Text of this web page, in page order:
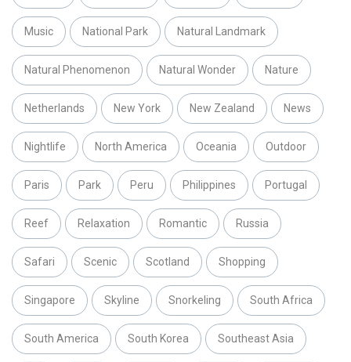
Music National Park Natural Landmark
Natural Phenomenon Natural Wonder Nature
Netherlands New York New Zealand News
Nightlife North America Oceania Outdoor
Paris Park Peru Philippines Portugal
Reef Relaxation Romantic Russia
Safari Scenic Scotland Shopping
Singapore Skyline Snorkeling South Africa
South America South Korea Southeast Asia